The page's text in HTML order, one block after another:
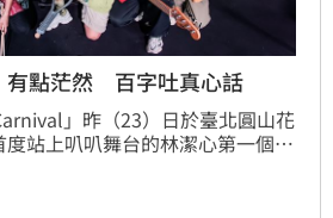
有點茫然 百字吐真心話
」昨（23）日於臺北圓山花
站上叭叭舞台的林潔心第一個演
站台，讓樂迷看得不亦樂乎；